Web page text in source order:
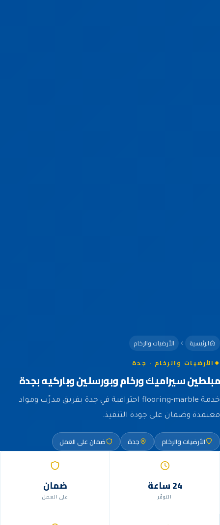
الرئيسية الأرضيات والرخام
الأرضيات والرخام · جدة
مبلطين سيراميك ورخام وبورسلين وباركيه بجدة
خدمة flooring-marble احترافية في جدة بفريق مدرّب ومواد
معتمدة وضمان على جودة التنفيذ.
الأرضيات والرخام جدة ضمان على العمل
24 ساعة
التوفّر
ضمان
على العمل